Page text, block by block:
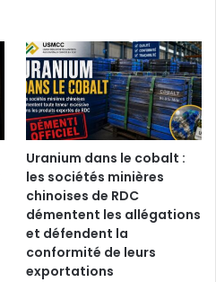
Uranium dans le cobalt :
les sociétés minières
chinoises de RDC
démentent les allégations
et défendent la
conformité de leurs
exportations